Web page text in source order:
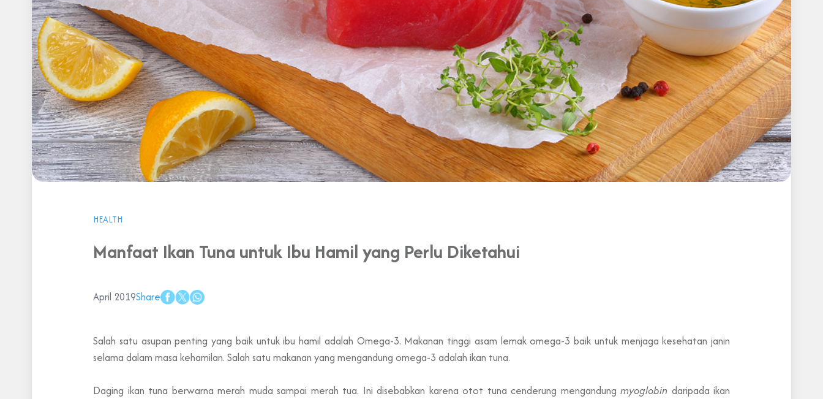
HEALTH
Manfaat Ikan Tuna untuk Ibu Hamil yang Perlu Diketahui
April 2019Share
Salah satu asupan penting yang baik untuk ibu hamil adalah Omega-3. Makanan tinggi asam lemak omega-3 baik untuk menjaga kesehatan janin
selama dalam masa kehamilan. Salah satu makanan yang mengandung omega-3 adalah ikan tuna.
Daging ikan tuna berwarna merah muda sampai merah tua. Ini disebabkan karena otot tuna cenderung mengandung myoglobin daripada ikan